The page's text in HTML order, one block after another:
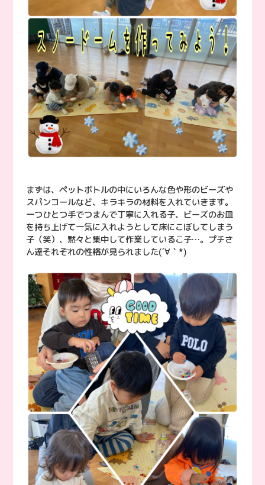
まずは、ペットボトルの中にいろんな色や形のビーズや
スパンコールなど、キラキラの材料を入れていきます。
一つひとつ手でつまんで丁寧に入れる子、ビーズのお皿
を持ち上げて一気に入れようとして床にこぼしてしまう
子（笑）、黙々と集中して作業しているこ子…。プチさ
ん達それぞれの性格が見られました(´∀｀*)